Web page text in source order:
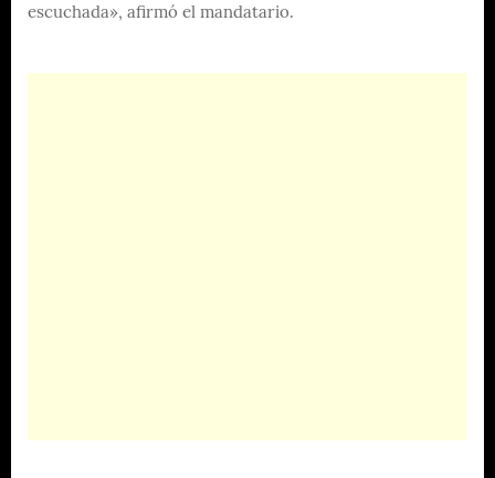
escuchada», afirmó el mandatario.